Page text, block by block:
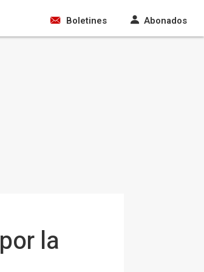
Boletines Abonados
la